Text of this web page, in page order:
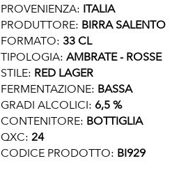
PROVENIENZA: ITALIA
PRODUTTORE: BIRRA SALENTO
FORMATO: 33 CL
TIPOLOGIA: AMBRATE - ROSSE
STILE: RED LAGER
FERMENTAZIONE: BASSA
GRADI ALCOLICI: 6,5 %
CONTENITORE: BOTTIGLIA
QXC: 24
CODICE PRODOTTO: BI929